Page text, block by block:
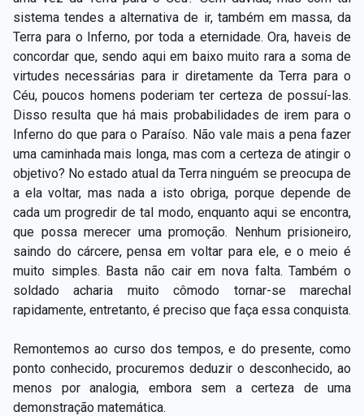
sistema tendes a alternativa de ir, também em massa, da
Terra para o Inferno, por toda a eternidade. Ora, haveis de
concordar que, sendo aqui em baixo muito rara a soma de
virtudes necessárias para ir diretamente da Terra para o
Céu, poucos homens poderiam ter certeza de possuí-las.
Disso resulta que há mais probabilidades de irem para o
Inferno do que para o Paraíso. Não vale mais a pena fazer
uma caminhada mais longa, mas com a certeza de atingir o
objetivo? No estado atual da Terra ninguém se preocupa de
a ela voltar, mas nada a isto obriga, porque depende de
cada um progredir de tal modo, enquanto aqui se encontra,
que possa merecer uma promoção. Nenhum prisioneiro,
saindo do cárcere, pensa em voltar para ele, e o meio é
muito simples. Basta não cair em nova falta. Também o
soldado acharia muito cômodo tornar-se marechal
rapidamente, entretanto, é preciso que faça essa conquista.
Remontemos ao curso dos tempos, e do presente, como
ponto conhecido, procuremos deduzir o desconhecido, ao
menos por analogia, embora sem a certeza de uma
demonstração matemática.